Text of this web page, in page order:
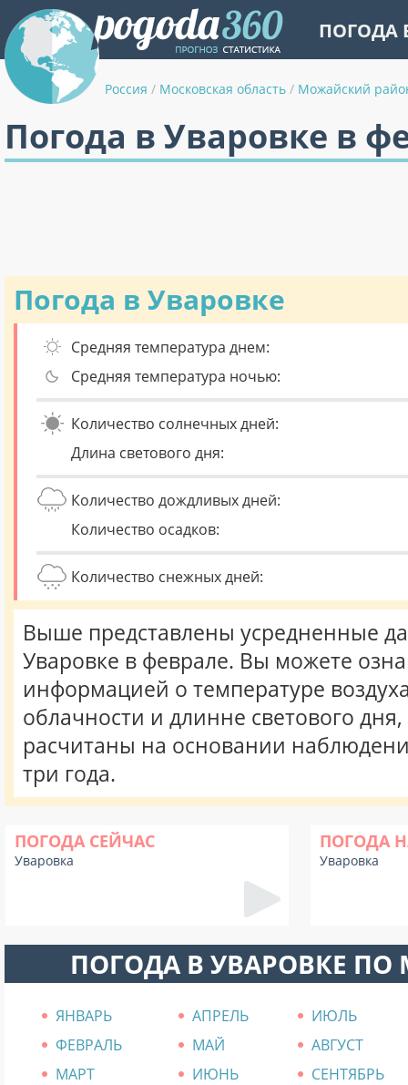
ПОГОДА
Россия / Московская область / Можайский
Погода в Уваровке в
Погода в Уваровке
Средняя температура днем:
Средняя температура ночью:
Количество солнечных дней:
Длина светового дня:
Количество дождливых дней:
Количество осадков:
Количество снежных дней:
Выше представлены усредненные
Уваровке в феврале. Вы можете
информацией о температуре
облачности и длинне светового
расчитаны на основании
три года.
ПОГОДА СЕЙЧАС
Уваровка
ПОГОДА
Уваровка
ПОГОДА В УВАРОВКЕ
ЯНВАРЬ АПРЕЛЬ
ИЮЛЬ
ФЕВРАЛЬ
МАЙ
АВГУСТ
МАРТ
ИЮНЬ СЕНТЯБРЬ